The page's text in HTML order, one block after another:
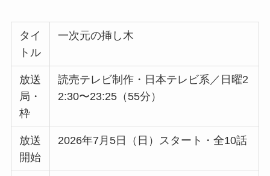
タイ
トル
一次元の挿し木
放送
局・
枠
読売テレビ制作・日本テレビ系／日曜2
2:30〜23:25（55分）
放送
開始
2026年7月5日（日）スタート・全10話